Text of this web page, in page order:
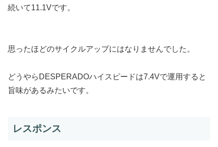
続いて11.1Vです。
思ったほどのサイクルアップにはなりませんでした。
どうやらDESPERADOハイスピードは7.4Vで運用すると
旨味があるみたいです。
レスポンス